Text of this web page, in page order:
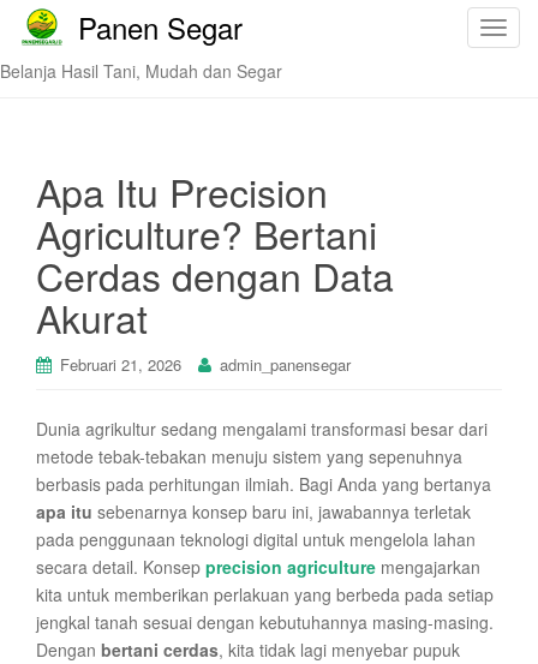
T
Panen Segar
Belanja Hasil Tani, Mudah dan Segar
Apa Itu Precision
Agriculture? Bertani
Cerdas dengan Data
Akurat
Februari 21, 2026 admin_panensegar
Dunia agrikultur sedang mengalami transformasi besar dari
metode tebak-tebakan menuju sistem yang sepenuhnya
berbasis pada perhitungan ilmiah. Bagi Anda yang bertanya
apa itu sebenarnya konsep baru ini, jawabannya terletak
pada penggunaan teknologi digital untuk mengelola lahan
secara detail. Konsep precision agriculture mengajarkan
kita untuk memberikan perlakuan yang berbeda pada setiap
jengkal tanah sesuai dengan kebutuhannya masing-masing.
Dengan bertani cerdas, kita tidak lagi menyebar pupuk